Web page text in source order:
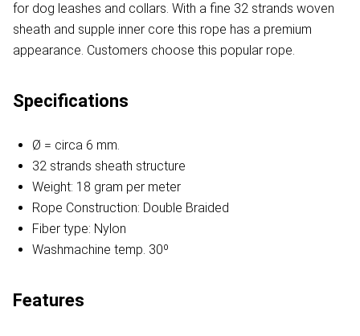
for dog leashes and collars. With a fine 32 strands woven
sheath and supple inner core this rope has a premium
appearance. Customers choose this popular rope.
Specifications
Ø = circa 6 mm.
32 strands sheath structure
Weight: 18 gram per meter
Rope Construction: Double Braided
Fiber type: Nylon
Washmachine temp. 30º
Features